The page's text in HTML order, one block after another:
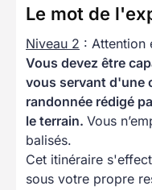
Le mot de
Niveau 2 : Attention
Vous devez être
vous servant d'une
randonnée rédigé
le terrain. Vous
balisés.
Cet itinéraire
sous votre propre